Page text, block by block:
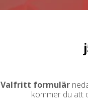
Valfritt formulär
kommer du att